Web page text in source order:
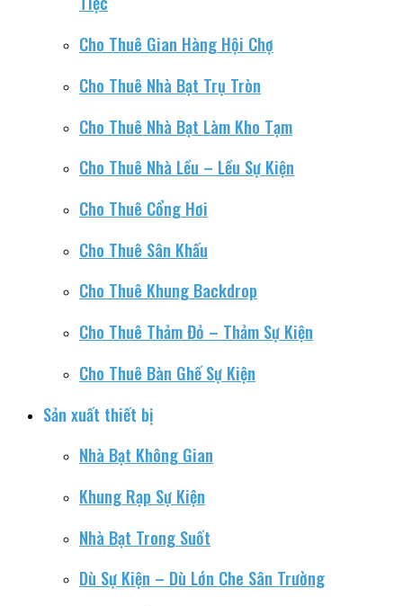
Cho Thuê Gian Hàng Hội Chợ
Cho Thuê Nhà Bạt Trụ Tròn
Cho Thuê Nhà Bạt Làm Kho Tạm
Cho Thuê Nhà Lều – Lều Sự Kiện
Cho Thuê Cổng Hơi
Cho Thuê Sân Khấu
Cho Thuê Khung Backdrop
Cho Thuê Thảm Đỏ – Thảm Sự Kiện
Cho Thuê Bàn Ghế Sự Kiện
Sản xuất thiết bị
Nhà Bạt Không Gian
Khung Rạp Sự Kiện
Nhà Bạt Trong Suốt
Dù Sự Kiện – Dù Lớn Che Sân Trường